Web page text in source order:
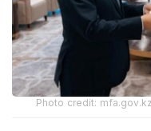
Photo credit: mfa.gov.kz